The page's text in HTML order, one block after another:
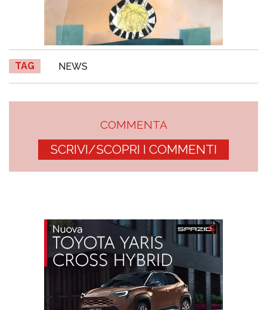
TAG NEWS
COMMENTA
SCRIVI/SCOPRI I COMMENTI